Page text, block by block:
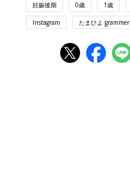
妊娠後期 0歳 1歳
Instagram たまひよ grammer